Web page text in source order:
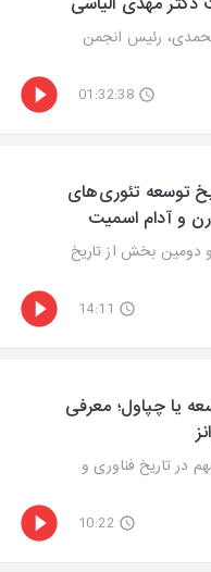
رئیس انجمن
01:32:38
توسعه تئوری‌های
و آدام اسمیت
بخش از تاریخ
14:11
یا چپاول؛ معرفی
در تاریخ فناوری و
10:22